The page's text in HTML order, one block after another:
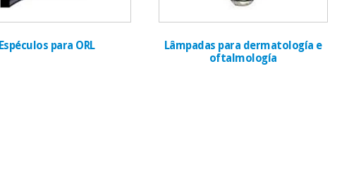
Espéculos para ORL
Lâmpadas para dermatología e
oftalmología